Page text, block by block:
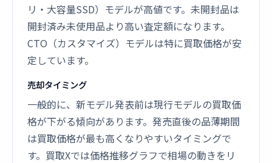
リ・大容量SSD）モデルが高値です。未開封品は
開封済み未使用品より高い査定額になります。
CTO（カスタマイズ）モデルは特に買取価格が安
定しています。
売却タイミング
一般的に、新モデル発表前は現行モデルの買取価
格が下がる傾向があります。発売直後の品薄期間
は買取価格が最も高くなりやすいタイミングで
す。買取Xでは価格推移グラフで相場の動きをリ